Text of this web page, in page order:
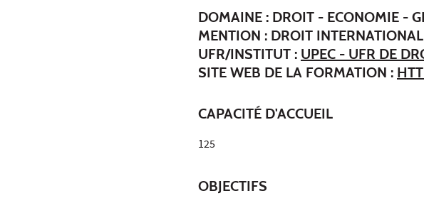
DOMAINE : DROIT - ECONOMIE -
MENTION : DROIT
UFR/INSTITUT : UPEC - UFR DE
SITE WEB DE LA FORMATION :
CAPACITÉ D'ACCUEIL
125
OBJECTIFS